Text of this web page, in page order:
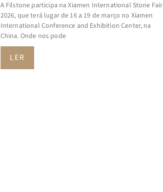
A Filstone participa na Xiamen International Stone Fair
2026, que terá lugar de 16 a 19 de março no Xiamen
International Conference and Exhibition Center, na
China. Onde nos pode
LER